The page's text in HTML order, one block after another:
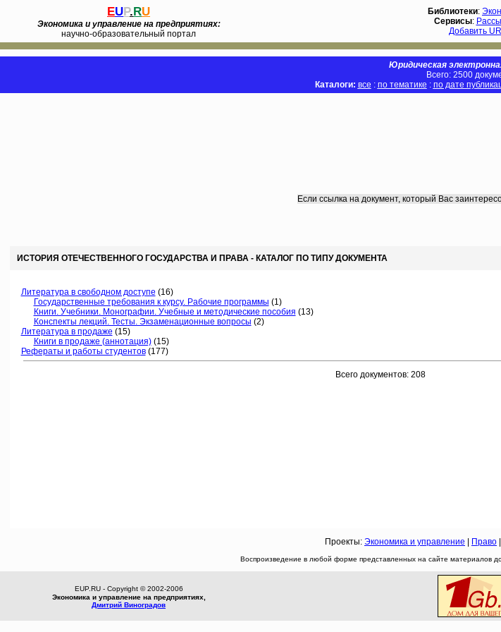
EUP.RU
Экономика и управление на предприятиях:
научно-образовательный портал
Библиотеки:
Сервисы:
Добавить
Юридическая
Всего: 2500
Каталоги: все : по тематике : по дате
Если ссылка на документ, который Вас
ИСТОРИЯ ОТЕЧЕСТВЕННОГО ГОСУДАРСТВА И ПРАВА - КАТАЛОГ ПО ТИПУ ДОКУМЕНТА
Литература в свободном доступе (16)
Государственные требования к курсу. Рабочие программы (1)
Книги. Учебники. Монографии. Учебные и методические пособия (13)
Конспекты лекций. Тесты. Экзаменационные вопросы (2)
Литература в продаже (15)
Книги в продаже (аннотация)(15)
Рефераты и работы студентов(177)
Всего документов: 208
Проекты: Экономика и управление Право
Воспроизведение в любой форме представленных на сайте материалов
EUP.RU - Copyright © 2002-2006
Экономика и управление на предприятиях,
Дмитрий Виноградов